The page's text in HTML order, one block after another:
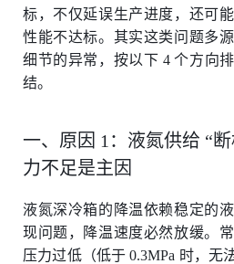
标，不仅延误生产进度，还可
性能不达标。其实这类问题多
细节的异常，按以下 4 个方向
结。
一、原因 1：液氮供给 “
力不足是主因
液氮深冷箱的降温依赖稳定的
现问题，降温速度必然放缓。
压力过低（低于 0.3MPa 时，无